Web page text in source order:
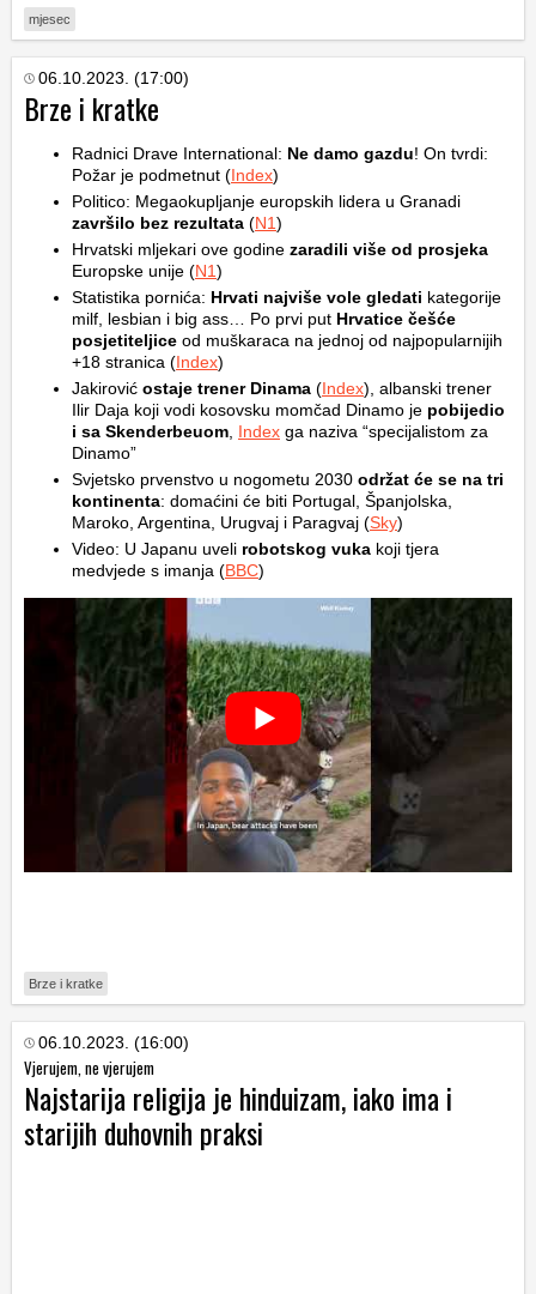
mjesec
06.10.2023. (17:00)
Brze i kratke
Radnici Drave International: Ne damo gazdu! On tvrdi:
Požar je podmetnut (Index)
Politico: Megaokupljanje europskih lidera u Granadi
završilo bez rezultata (N1)
Hrvatski mljekari ove godine zaradili više od prosjeka
Europske unije (N1)
Statistika pornića: Hrvati najviše vole gledati kategorije
milf, lesbian i big ass… Po prvi put Hrvatice češće
posjetiteljice od muškaraca na jednoj od najpopularnijih
+18 stranica (Index)
Jakirović ostaje trener Dinama (Index), albanski trener
Ilir Daja koji vodi kosovsku momčad Dinamo je pobijedio
i sa Skenderbeuom Index ga naziva “specijalistom za
Dinamo”
Svjetsko prvenstvo u nogometu 2030 održat će se na tri
kontinenta: domaćini će biti Portugal, Španjolska,
Maroko, Argentina, Urugvaj i Paragvaj (Sky)
Video: U Japanu uveli robotskog vuka koji tjera
medvjede s imanja (BBC)
Brze i kratke
06.10.2023. (16:00)
Vjerujem, ne vjerujem
Najstarija religija je hinduizam, iako ima i
starijih duhovnih praksi